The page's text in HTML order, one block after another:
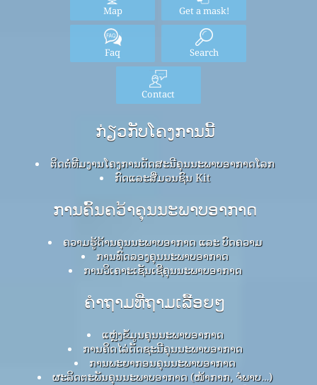
ເວລາທີ່ພິມເຜີຍແຜ່, ແລະເນື່ອງຈາກການຮັບປະກັນຄຸນນະພາບຂອງຂໍ້ມູນ
ເຫຼົ່ານີ້ອາດຈະຖືກປັບປຸງ, ໂດຍບໍ່ມີຂໍ້ສັງເກດ, ໃນທຸກເວລາ. ໂຄງການ
ດັດຊະນີທາງອາກາດໂລກໄດ້ໃຊ້ທັກສະແລະການດູແລທີ່ສົມເຫດສົມຜົນ
ທັງຫມົດໃນການລວບລວມເນື້ອໃນຂອງຂໍ້ມູນນີ້ແລະພາຍໃຕ້ສະພາບການ
ໃດກໍ່ຕາມທີມງານຂອງໂຄງການໂລກຂອງອາກາດທາງໂລກຫຼືຕົວແທນຂອງ
ມັນຈະຮັບຜິດຊອບໃນສັນຍາ, ຄວາມເສຍຫາຍຫຼືຄວາມເສຍຫາຍໃດໆ,
ເກີດຂື້ນໂດຍກົງຫຼືໂດຍທາງອ້ອມຈາກການສະຫນອງຂໍ້ມູນນີ້.
Home Here
Map Get a mask!
Faq Search
Contact